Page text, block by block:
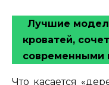
Лучшие
кроватей,
современными
Что касается